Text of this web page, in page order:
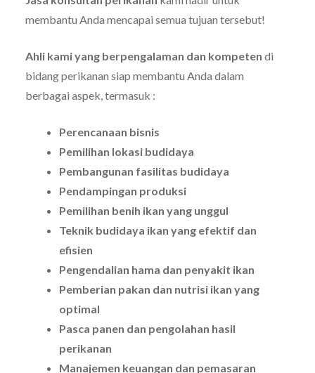
membantu Anda mencapai semua tujuan tersebut!
Ahli kami yang berpengalaman dan kompeten di
bidang perikanan siap membantu Anda dalam
berbagai aspek, termasuk :
Perencanaan bisnis
Pemilihan lokasi budidaya
Pembangunan fasilitas budidaya
Pendampingan produksi
Pemilihan benih ikan yang unggul
Teknik budidaya ikan yang efektif dan
efisien
Pengendalian hama dan penyakit ikan
Pemberian pakan dan nutrisi ikan yang
optimal
Pasca panen dan pengolahan hasil
perikanan
Manajemen keuangan dan pemasaran